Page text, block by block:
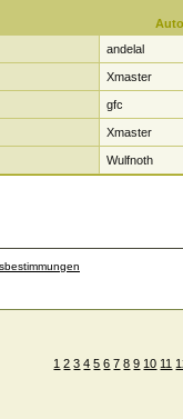
andelal
Xmaster
gfc
Xmaster
Wulfnoth
1 2 3 4 5 6 7 8 9 10 11